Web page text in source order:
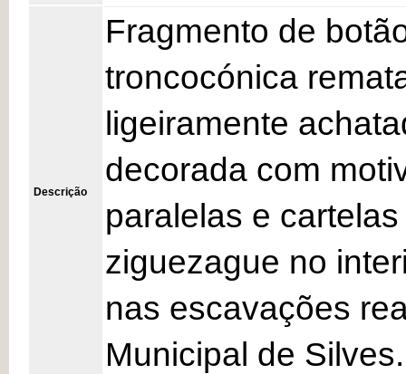
Descrição
Fragmento de
troncocónica
ligeiramente
decorada com
paralelas e
ziguezague no
nas escavações
Municipal de Silves.